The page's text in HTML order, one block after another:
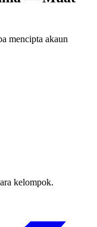
mencipta akaun
kelompok.